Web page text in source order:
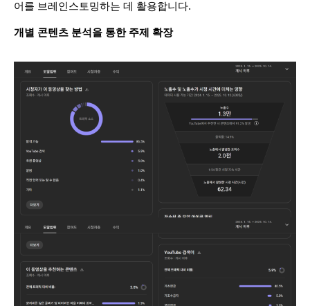
어를 브레인스토밍하는 데 활용합니다.
개별 콘텐츠 분석을 통한 주제 확장